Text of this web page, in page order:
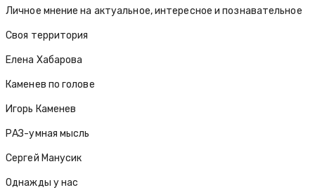
Личное мнение на актуальное, интересное и познавательное
Своя территория
Елена Хабарова
Каменев по голове
Игорь Каменев
РАЗ-умная мысль
Сергей Манусик
Однажды у нас